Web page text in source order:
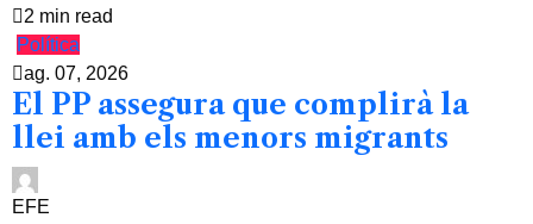
2 min read
Política
ag. 07, 2026
El PP assegura que complirà la
llei amb els menors migrants
EFE